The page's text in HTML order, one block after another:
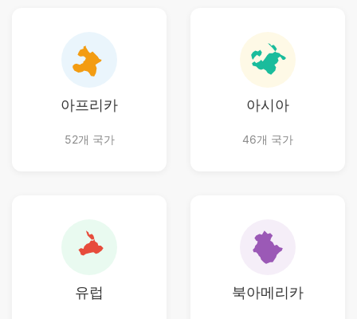
아프리카
52개 국가
아시아
46개 국가
유럽 북아메리카